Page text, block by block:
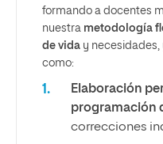
formando a docentes
nuestra metodología
de vida y
como:
Elaboración
programación
correcciones